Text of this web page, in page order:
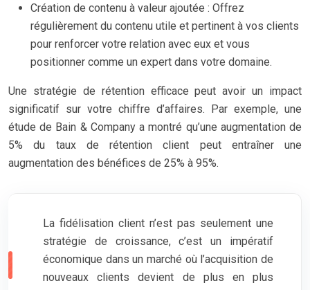
Création de contenu à valeur ajoutée : Offrez
régulièrement du contenu utile et pertinent à vos clients
pour renforcer votre relation avec eux et vous
positionner comme un expert dans votre domaine.
Une stratégie de rétention efficace peut avoir un impact
significatif sur votre chiffre d’affaires. Par exemple, une
étude de Bain & Company a montré qu’une augmentation de
5% du taux de rétention client peut entraîner une
augmentation des bénéfices de 25% à 95%.
La fidélisation client n’est pas seulement une
stratégie de croissance, c’est un impératif
économique dans un marché où l’acquisition de
nouveaux clients devient de plus en plus